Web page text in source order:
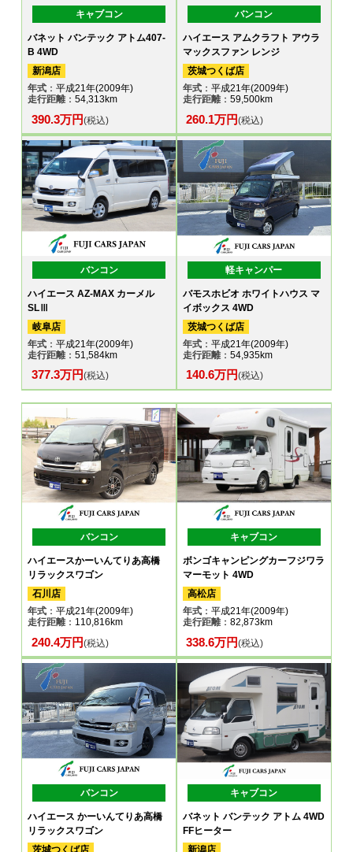
キャブコン
バネット バンテック アトム407-
B 4WD
新潟店
年式 ：平成21年(2009年)
走行距離：54,313km
390.3万円(税込)
バンコン
ハイエース アムクラフト アウラ
マックスファン レンジ
茨城つくば店
年式：平成21年(2009年)
走行距離：59,500km
260.1万円(税込)
バンコン
ハイエース AZ-MAX カーメル
SLⅢ
岐阜店
年式 ：平成21年(2009年)
走行距離：51,584km
377.3万円(税込)
軽キャンパー
バモスホビオ ホワイトハウス マ
イボックス 4WD
茨城つくば店
年式：平成21年(2009年)
走行距離：54,935km
140.6万円(税込)
バンコン
ハイエースかーいんてりあ高橋
リラックスワゴン
石川店
年式 ：平成21年(2009年)
走行距離：110,816km
240.4万円(税込)
キャブコン
ボンゴキャンピングカーフジワラ
マーモット 4WD
高松店
年式：平成21年(2009年)
走行距離：82,873km
338.6万円(税込)
バンコン
ハイエース かーいんてりあ高橋
リラックスワゴン
茨城つくば店
キャブコン
バネット バンテック アトム 4WD
FFヒーター
新潟店